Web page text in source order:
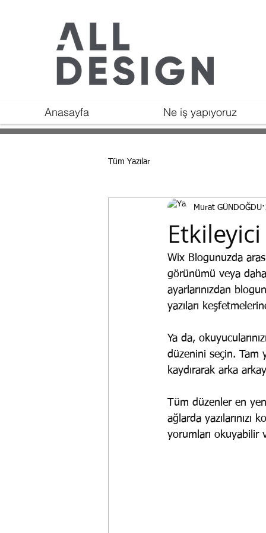
Anasayfa Ne iş yapıyoruz
Tüm Yazılar
Murat GÜNDOĞDU
Wix Blogunuzda
görünümü veya
ayarlarınızdan
yazıları
Ya da,
düzenini seçin. Tam
kaydırarak arka
Tüm düzenler en
ağlarda yazılarınızı
yorumları okuyabilir